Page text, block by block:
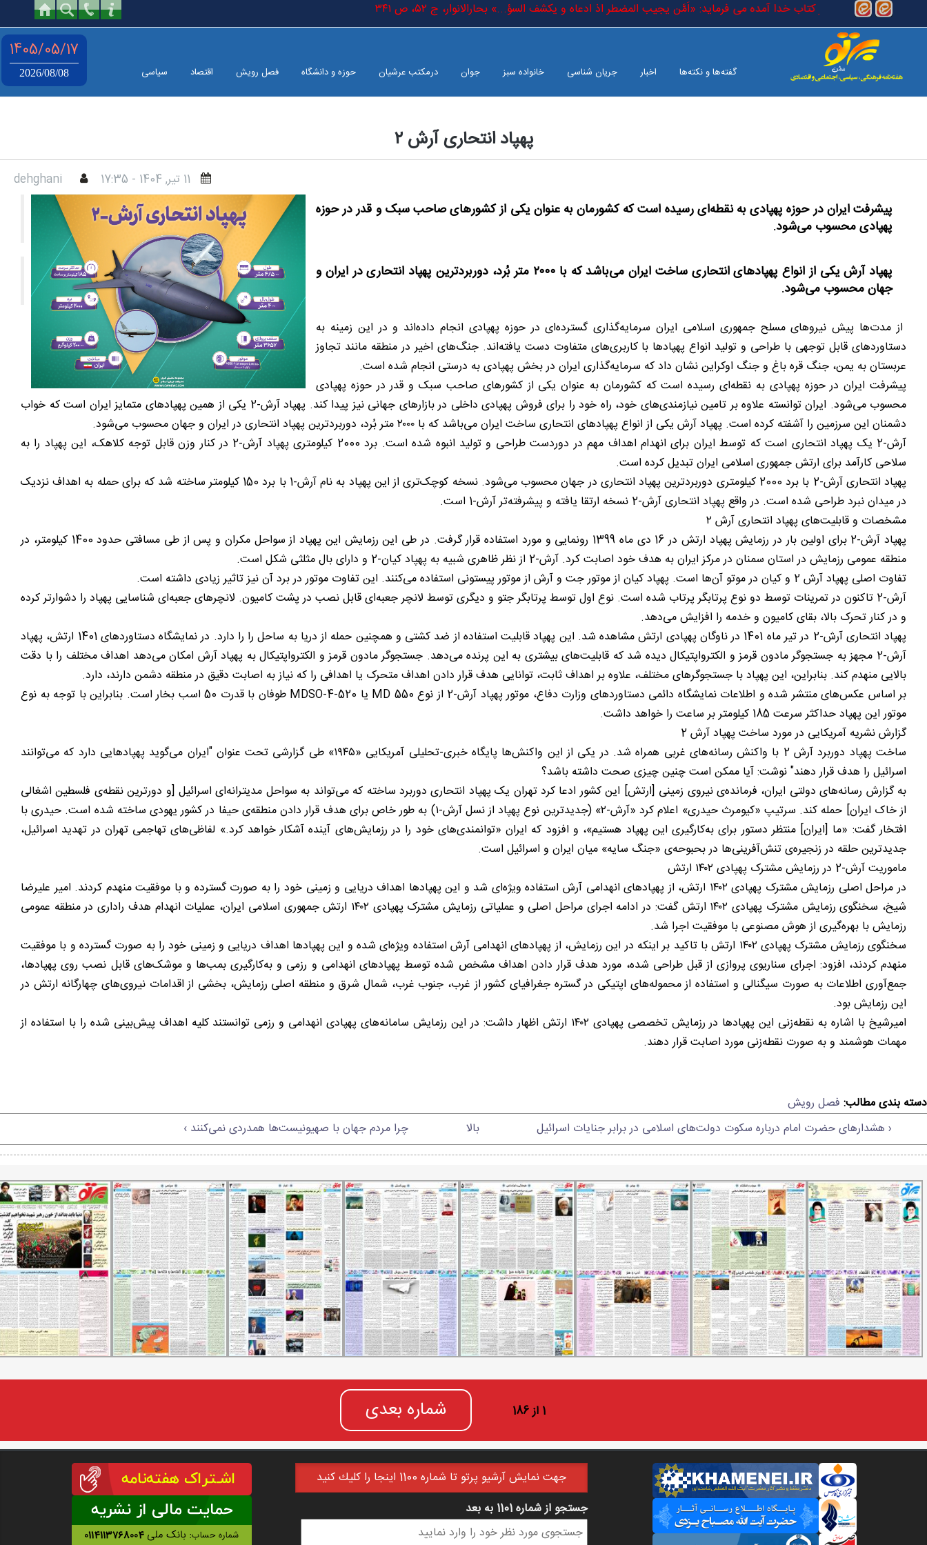
رفتن به محتوای اصلی
مضطر (حقیقی) است که در کتاب خدا آمده می فرماید: «اَمَّن یجیب المضطر اذ ادعاه و یکشف السؤ...» بحارالانوار، ج ٥٢، ص ٣٤١
گفته‌ها و نکته‌ها اخبار جریان شناسی خانواده سبز جوان درمکتب عرشیان حوزه و دانشگاه فصل رویش اقتصاد سیاسی
1405/05/17
2026/08/08
پهپاد انتحاری آرش ۲
11 تير, 1404 - 17:35 dehghani
پیشرفت ایران در حوزه پهپادی به نقطه‌ای رسیده است که کشورمان به عنوان یکی از کشورهای صاحب سبک و قدر در حوزه
پهپادی محسوب می‌شود.
پهپاد آرش یکی از انواع پهپادهای انتحاری ساخت ایران می‌باشد که با ۲۰۰۰ متر بُرد، دوربردترین پهپاد انتحاری در ایران و
جهان محسوب می‌شود.
از مدت‌ها پیش نیروهای مسلح جمهوری اسلامی ایران سرمایه‌گذاری گسترده‌ای در حوزه پهپادی انجام داده‌اند و در این زمینه به
دستاوردهای قابل توجهی با طراحی و تولید انواع پهپادها با کاربری‌های متفاوت دست یافته‌اند. جنگ‌های اخیر در منطقه مانند تجاوز
عربستان به یمن، جنگ قره باغ و جنگ اوکراین نشان داد که سرمایه‌گذاری ایران در بخش پهپادی به درستی انجام شده است.
پیشرفت ایران در حوزه پهپادی به نقطه‌ای رسیده است که کشورمان به عنوان یکی از کشورهای صاحب سبک و قدر در حوزه پهپادی
محسوب می‌شود. ایران توانسته علاوه بر تامین نیازمندی‌های خود، راه خود را برای فروش پهپادی داخلی در بازارهای جهانی نیز پیدا کند. پهپاد آرش-2 یکی از همین پهپادهای متمایز ایران است که خواب
دشمنان این سرزمین را آشفته کرده است. پهپاد آرش یکی از انواع پهپادهای انتحاری ساخت ایران می‌باشد که با ۲۰۰۰ متر بُرد، دوربردترین پهپاد انتحاری در ایران و جهان محسوب می‌شود.
آرش-2 یک پهپاد انتحاری است که توسط ایران برای انهدام اهداف مهم در دوردست طراحی و تولید انبوه شده است. برد 2000 کیلومتری پهپاد آرش-2 در کنار وزن قابل توجه کلاهک، این پهپاد را به
سلاحی کارآمد برای ارتش جمهوری اسلامی ایران تبدیل کرده است.
پهپاد انتحاری آرش-2 با برد 2000 کیلومتری دوربردترین پهپاد انتحاری در جهان محسوب می‌شود. نسخه کوچک‌تری از این پهپاد به نام آرش-1 با برد 150 کیلومتر ساخته شد که برای حمله به اهداف نزدیک
در میدان نبرد طراحی شده است. در واقع پهپاد انتحاری آرش-2 نسخه ارتقا یافته و پیشرفته‌تر آرش-1 است.
مشخصات و قابلیت‌های پهپاد انتحاری آرش ۲
پهپاد آرش-2 برای اولین بار در رزمایش پهپاد ارتش در 16 دی ماه 1399 رونمایی و مورد استفاده قرار گرفت. در طی این رزمایش این پهپاد از سواحل مکران و پس از طی مسافتی حدود 1400 کیلومتر، در
منطقه عمومی رزمایش در استان سمنان در مرکز ایران به هدف خود اصابت کرد. آرش-2 از نظر ظاهری شبیه به پهپاد کیان-2 و دارای بال مثلثی شکل است.
تفاوت اصلی پهپاد آرش 2 و کیان در موتو آن‌ها است. پهپاد کیان از موتور جت و آرش از موتور پیستونی استفاده می‌کنند. این تفاوت موتور در برد آن نیز تاثیر زیادی داشته است.
آرش-2 تاکنون در تمرینات توسط دو نوع پرتابگر پرتاب شده است. نوع اول توسط پرتابگر جتو و دیگری توسط لانچر جعبه‌ای قابل نصب در پشت کامیون. لانچرهای جعبه‌ای شناسایی پهپاد را دشوارتر کرده
و در کنار تحرک بالا، بقای کامیون و خدمه را افزایش می‌دهد.
پهپاد انتحاری آرش-2 در تیر ماه 1401 در ناوگان پهپادی ارتش مشاهده شد. این پهپاد قابلیت استفاده از ضد کشتی و همچنین حمله از دریا به ساحل را را دارد. در نمایشگاه دستاوردهای 1401 ارتش، پهپاد
آرش-2 مجهز به جستجوگر مادون قرمز و الکترواپتیکال دیده شد که قابلیت‌های بیشتری به این پرنده می‌دهد. جستجوگر مادون قرمز و الکترواپتیکال به پهپاد آرش امکان می‌دهد اهداف مختلف را با دقت
بالایی منهدم کند. بنابراین، این پهپاد با جستجوگرهای مختلف، علاوه بر اهداف ثابت، توانایی هدف قرار دادن اهداف متحرک یا اهدافی را که نیاز به اصابت دقیق در منطقه دشمن دارند، دارد.
بر اساس عکس‌های منتشر شده و اطلاعات نمایشگاه دائمی دستاوردهای وزارت دفاع، موتور پهپاد آرش-2 از نوع MD 550 یا MDSO-4-520 طوفان با قدرت 50 اسب بخار است. بنابراین با توجه به نوع
موتور این پهپاد حداکثر سرعت 185 کیلومتر بر ساعت را خواهد داشت.
گزارش نشریه آمریکایی در مورد ساخت پهپاد آرش 2
ساخت پهپاد دوربرد آرش 2 با واکنش رسانه‌های غربی همراه شد. در یکی از این واکنش‌ها پایگاه خبری-تحلیلی آمریکایی «۱۹۴۵» طی گزارشی تحت عنوان "ایران می‌گوید پهپادهایی دارد که می‌توانند
اسرائیل را هدف قرار دهند" نوشت: آیا ممکن است چنین چیزی صحت داشته باشد؟
به گزارش رسانه‌های دولتی ایران، فرمانده‌ی نیروی زمینی [ارتش] این کشور ادعا کرد تهران یک پهپاد انتحاری دوربرد ساخته که می‌تواند به سواحل مدیترانه‌ای اسرائیل [و دورترین نقطه‌ی فلسطین اشغالی
از خاک ایران] حمله کند. سرتیپ «کیومرث حیدری» اعلام کرد «آرش-۲» (جدیدترین نوع پهپاد از نسل آرش-۱) به طور خاص برای هدف قرار دادن منطقه‌ی حیفا در کشور یهودی ساخته شده است. حیدری با
افتخار گفت: «ما [ایران] منتظر دستور برای به‌کارگیری این پهپاد هستیم»، و افزود که ایران «توانمندی‌های خود را در رزمایش‌های آینده آشکار خواهد کرد.» لفاظی‌های تهاجمی تهران در تهدید اسرائیل،
جدیدترین حلقه در زنجیره‌ی تنش‌آفرینی‌ها در بحبوحه‌ی «جنگ سایه» میان ایران و اسرائیل است.
ماموریت آرش-2 در رزمایش مشترک پهپادی ۱۴۰۲ ارتش
در مراحل اصلی رزمایش مشترک پهپادی ۱۴۰۲ ارتش، از پهپادهای انهدامی آرش استفاده ویژه‌ای شد و این پهپادها اهداف دریایی و زمینی خود را به صورت گسترده و با موفقیت منهدم کردند. امیر علیرضا
شیخ، سخنگوی رزمایش مشترک پهپادی ۱۴۰۲ ارتش گفت: در ادامه اجرای مراحل اصلی و عملیاتی رزمایش مشترک پهپادی ۱۴۰۲ ارتش جمهوری اسلامی ایران، عملیات انهدام هدف راداری در منطقه عمومی
رزمایش با بهره‌گیری از هوش مصنوعی با موفقیت اجرا شد.
سخنگوی رزمایش مشترک پهپادی ۱۴۰۲ ارتش با تاکید بر اینکه در این رزمایش، از پهپادهای انهدامی آرش استفاده ویژه‌ای شده و این پهپادها اهداف دریایی و زمینی خود را به صورت گسترده و با موفقیت
منهدم کردند، افزود: اجرای سناریوی پروازی از قبل طراحی شده، مورد هدف قرار دادن اهداف مشخص شده توسط پهپادهای انهدامی و رزمی و به‌کارگیری بمب‌ها و موشک‌های قابل نصب روی پهپادها،
جمع‌آوری اطلاعات به صورت سیگنالی و استفاده از محموله‌های اپتیکی در گستره جغرافیای کشور از غرب، جنوب غرب، شمال شرق و منطقه اصلی رزمایش، بخشی از اقدامات نیروی‌های چهارگانه ارتش در
این رزمایش بود.
امیرشیخ با اشاره به نقطه‌زنی این پهپادها در رزمایش تخصصی پهپادی ۱۴۰۲ ارتش اظهار داشت: در این رزمایش سامانه‌های پهپادی انهدامی و رزمی توانستند کلیه اهداف پیش‌بینی شده را با استفاده از
مهمات هوشمند و به صورت نقطه‌زنی مورد اصابت قرار دهند.
دسته بندی مطالب: فصل رویش
‹ هشدارهای حضرت امام درباره سکوت دولت‌های اسلامی در برابر جنایات اسرائیل
بالا چرا مردم جهان با صهیونیست‌ها همدردی نمی‌کنند ›
1 از 186 شماره بعدی
جهت نمايش آرشيو پرتو تا شماره 1100 اينجا را كليك كنيد
فرم جستجو
جستجو از شماره 1101 به بعد